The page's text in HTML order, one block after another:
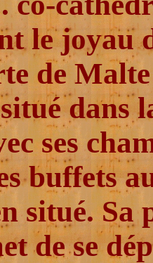
le joyau
de
dans
ses
buffets
situé.
de se